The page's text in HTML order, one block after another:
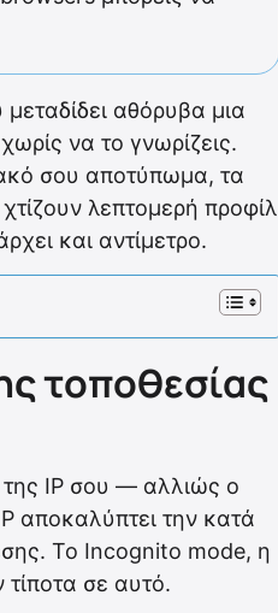
αθόρυβα μια
να το γνωρίζεις.
σου αποτύπωμα, τα
λεπτομερή προφίλ
και αντίμετρο.
τοποθεσίας
της IP σου — αλλιώς ο
αποκαλύπτει την κατά
Το Incognito mode, η
σε αυτό.